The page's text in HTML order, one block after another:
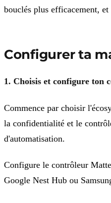
bouclés plus efficacement,
Configurer ta
1. Choisis et configure ton
Commence par choisir
la confidentialité et le
d'automatisation.
Configure le contrôleur
Google Nest Hub ou